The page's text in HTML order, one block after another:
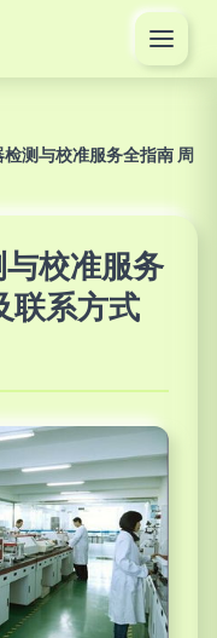
测与校准服务全指南 周
校准服务
联系方式